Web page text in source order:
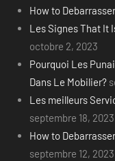
How to
Les Signes That It
octobre 2, 2023
Pourquoi Les
Dans Le Mobilier?
Les meilleurs
septembre 18, 2023
How to
septembre 12, 2023